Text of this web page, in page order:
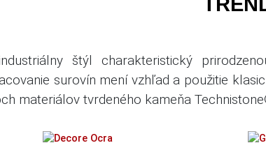
štýl charakteristický
surovín mení vzhľad a použitie
materiálov tvrdeného kameňa